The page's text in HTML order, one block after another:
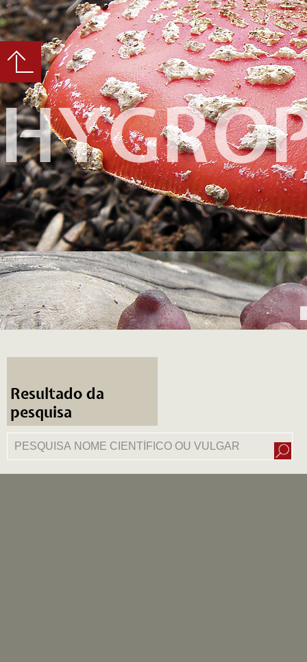
Resultado da
pesquisa